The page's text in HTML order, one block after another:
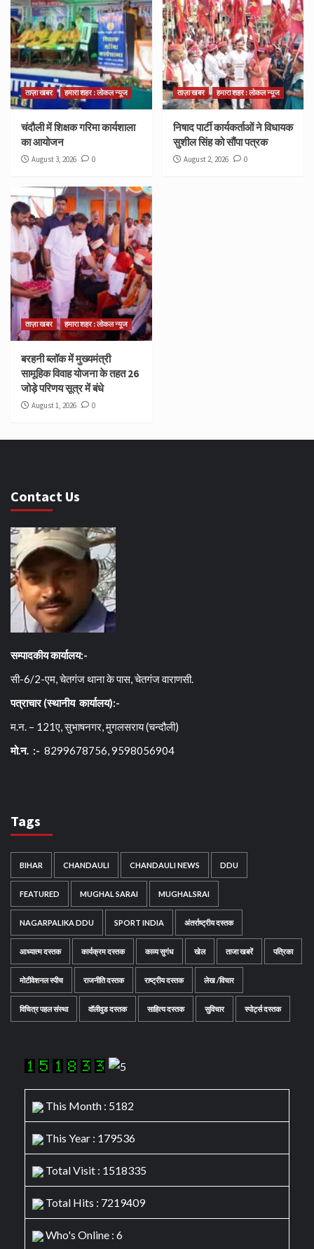
ताज़ा खबर हमारा शहर : लोकल न्यूज
चंदौली में शिक्षक गरिमा कार्यशाला
का आयोजन
August 3, 2026 0
ताज़ा खबर हमारा शहर : लोकल न्यूज
निषाद पार्टी कार्यकर्ताओं ने विधायक
सुशील सिंह को सौंपा पत्रक
August 2, 2026 0
ताज़ा खबर हमारा शहर : लोकल न्यूज
बरहनी ब्लॉक में मुख्यमंत्री
सामूहिक विवाह योजना के तहत 26
जोड़े परिणय सूत्र में बंधे
August 1, 2026 0
Contact Us
सम्पादकीय कार्यालय:-
सी-6/2-एम, चेतगंज थाना के पास, चेतगंज वाराणसी.
पत्राचार (स्थानीय कार्यालय):-
म.न. – 121ए, सुभाषनगर, मुगलसराय (चन्दौली)
मो.न. :- 8299678756, 9598056904
Tags
BIHAR CHANDAULI CHANDAULI NEWS DDU
FEATURED MUGHAL SARAI MUGHALSRAI
NAGARPALIKA DDU SPORT INDIA अंतर्राष्ट्रीय दस्तक
आध्यात्म दस्तक कार्यक्रम दस्तक काव्य सुगंध खेल ताजा खबरें पत्रिका
मोटीवेशनल स्पीच राजनीति दस्तक राष्ट्रीय दस्तक लेख /विचार
विचित्र पहल संस्था वॉलीवुड दस्तक साहित्य दस्तक सुविचार स्पोर्ट्स दस्तक
This Month : 5182
This Year : 179536
Total Visit : 1518335
Total Hits : 7219409
Who's Online : 6